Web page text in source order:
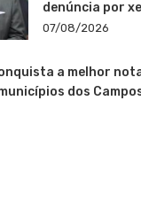
denúncia por
07/08/2026
a melhor
dos